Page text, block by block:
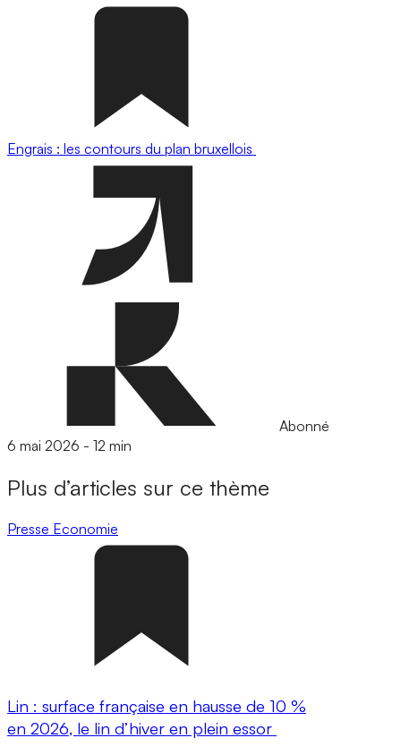
Engrais : les contours du plan bruxellois
Abonné
6 mai 2026 - 12 min
Plus d’articles sur ce thème
Presse Economie
Lin : surface française en hausse de 10 %
en 2026, le lin d’hiver en plein essor